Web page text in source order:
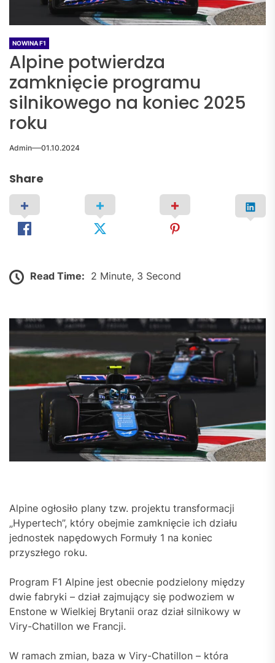
NOWINA F1
Alpine potwierdza
zamknięcie programu
silnikowego na koniec 2025
roku
Admin 01.10.2024
Share
Read Time: 2 Minute, 3 Second
Alpine ogłosiło plany tzw. projektu transformacji
„Hypertech”, który obejmie zamknięcie ich działu
jednostek napędowych Formuły 1 na koniec
przyszłego roku.
Program F1 Alpine jest obecnie podzielony między
dwie fabryki – dział zajmujący się podwoziem w
Enstone w Wielkiej Brytanii oraz dział silnikowy w
Viry-Chatillon we Francji.
W ramach zmian, baza w Viry-Chatillon – która